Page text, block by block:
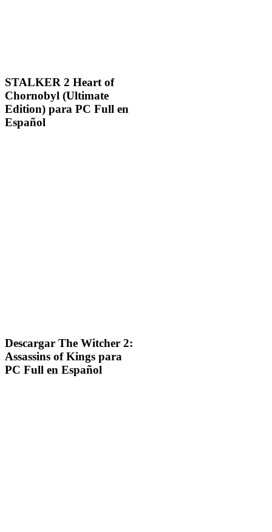
STALKER 2 Heart of
Chornobyl (Ultimate
Edition) para PC Full en
Español
Descargar The Witcher 2:
Assassins of Kings para
PC Full en Español